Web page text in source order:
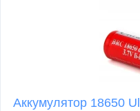
Аккумулятор 18650